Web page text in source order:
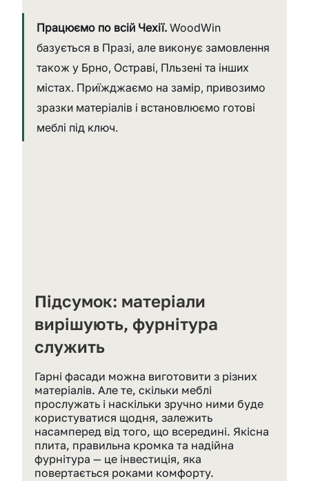
Працюємо по всій Чехії. WoodWin
базується в Празі, але виконує замовлення
також у Брно, Остраві, Пльзені та інших
містах. Приїжджаємо на замір, привозимо
зразки матеріалів і встановлюємо готові
меблі під ключ.
Підсумок: матеріали
вирішують, фурнітура
служить
Гарні фасади можна виготовити з різних
матеріалів. Але те, скільки меблі
прослужать і наскільки зручно ними буде
користуватися щодня, залежить
насамперед від того, що всередині. Якісна
плита, правильна кромка та надійна
фурнітура — це інвестиція, яка
повертається роками комфорту.